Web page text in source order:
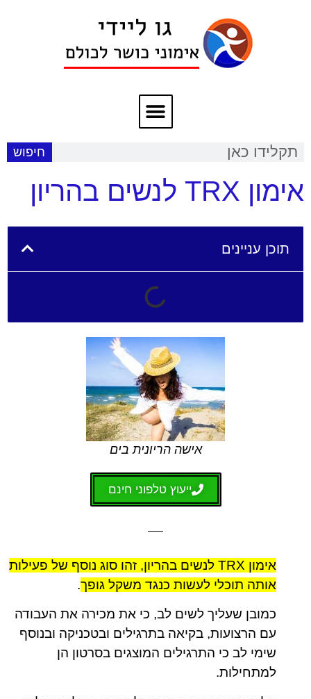
חיפוש
אימון TRX לנשים בהריון
תוכן עניינים
אישה הריונית בים
ייעוץ טלפוני חינם
אימון TRX לנשים בהריון, זהו סוג נוסף של פעילות
אותה תוכלי לעשות כנגד משקל גופך.
כמובן שעליך לשים לב, כי את מכירה את העבודה
עם הרצועות, בקיאה בתרגילים ובטכניקה ובנוסף
שימי לב כי התרגילים המוצגים בסרטון הן
למתחילות.